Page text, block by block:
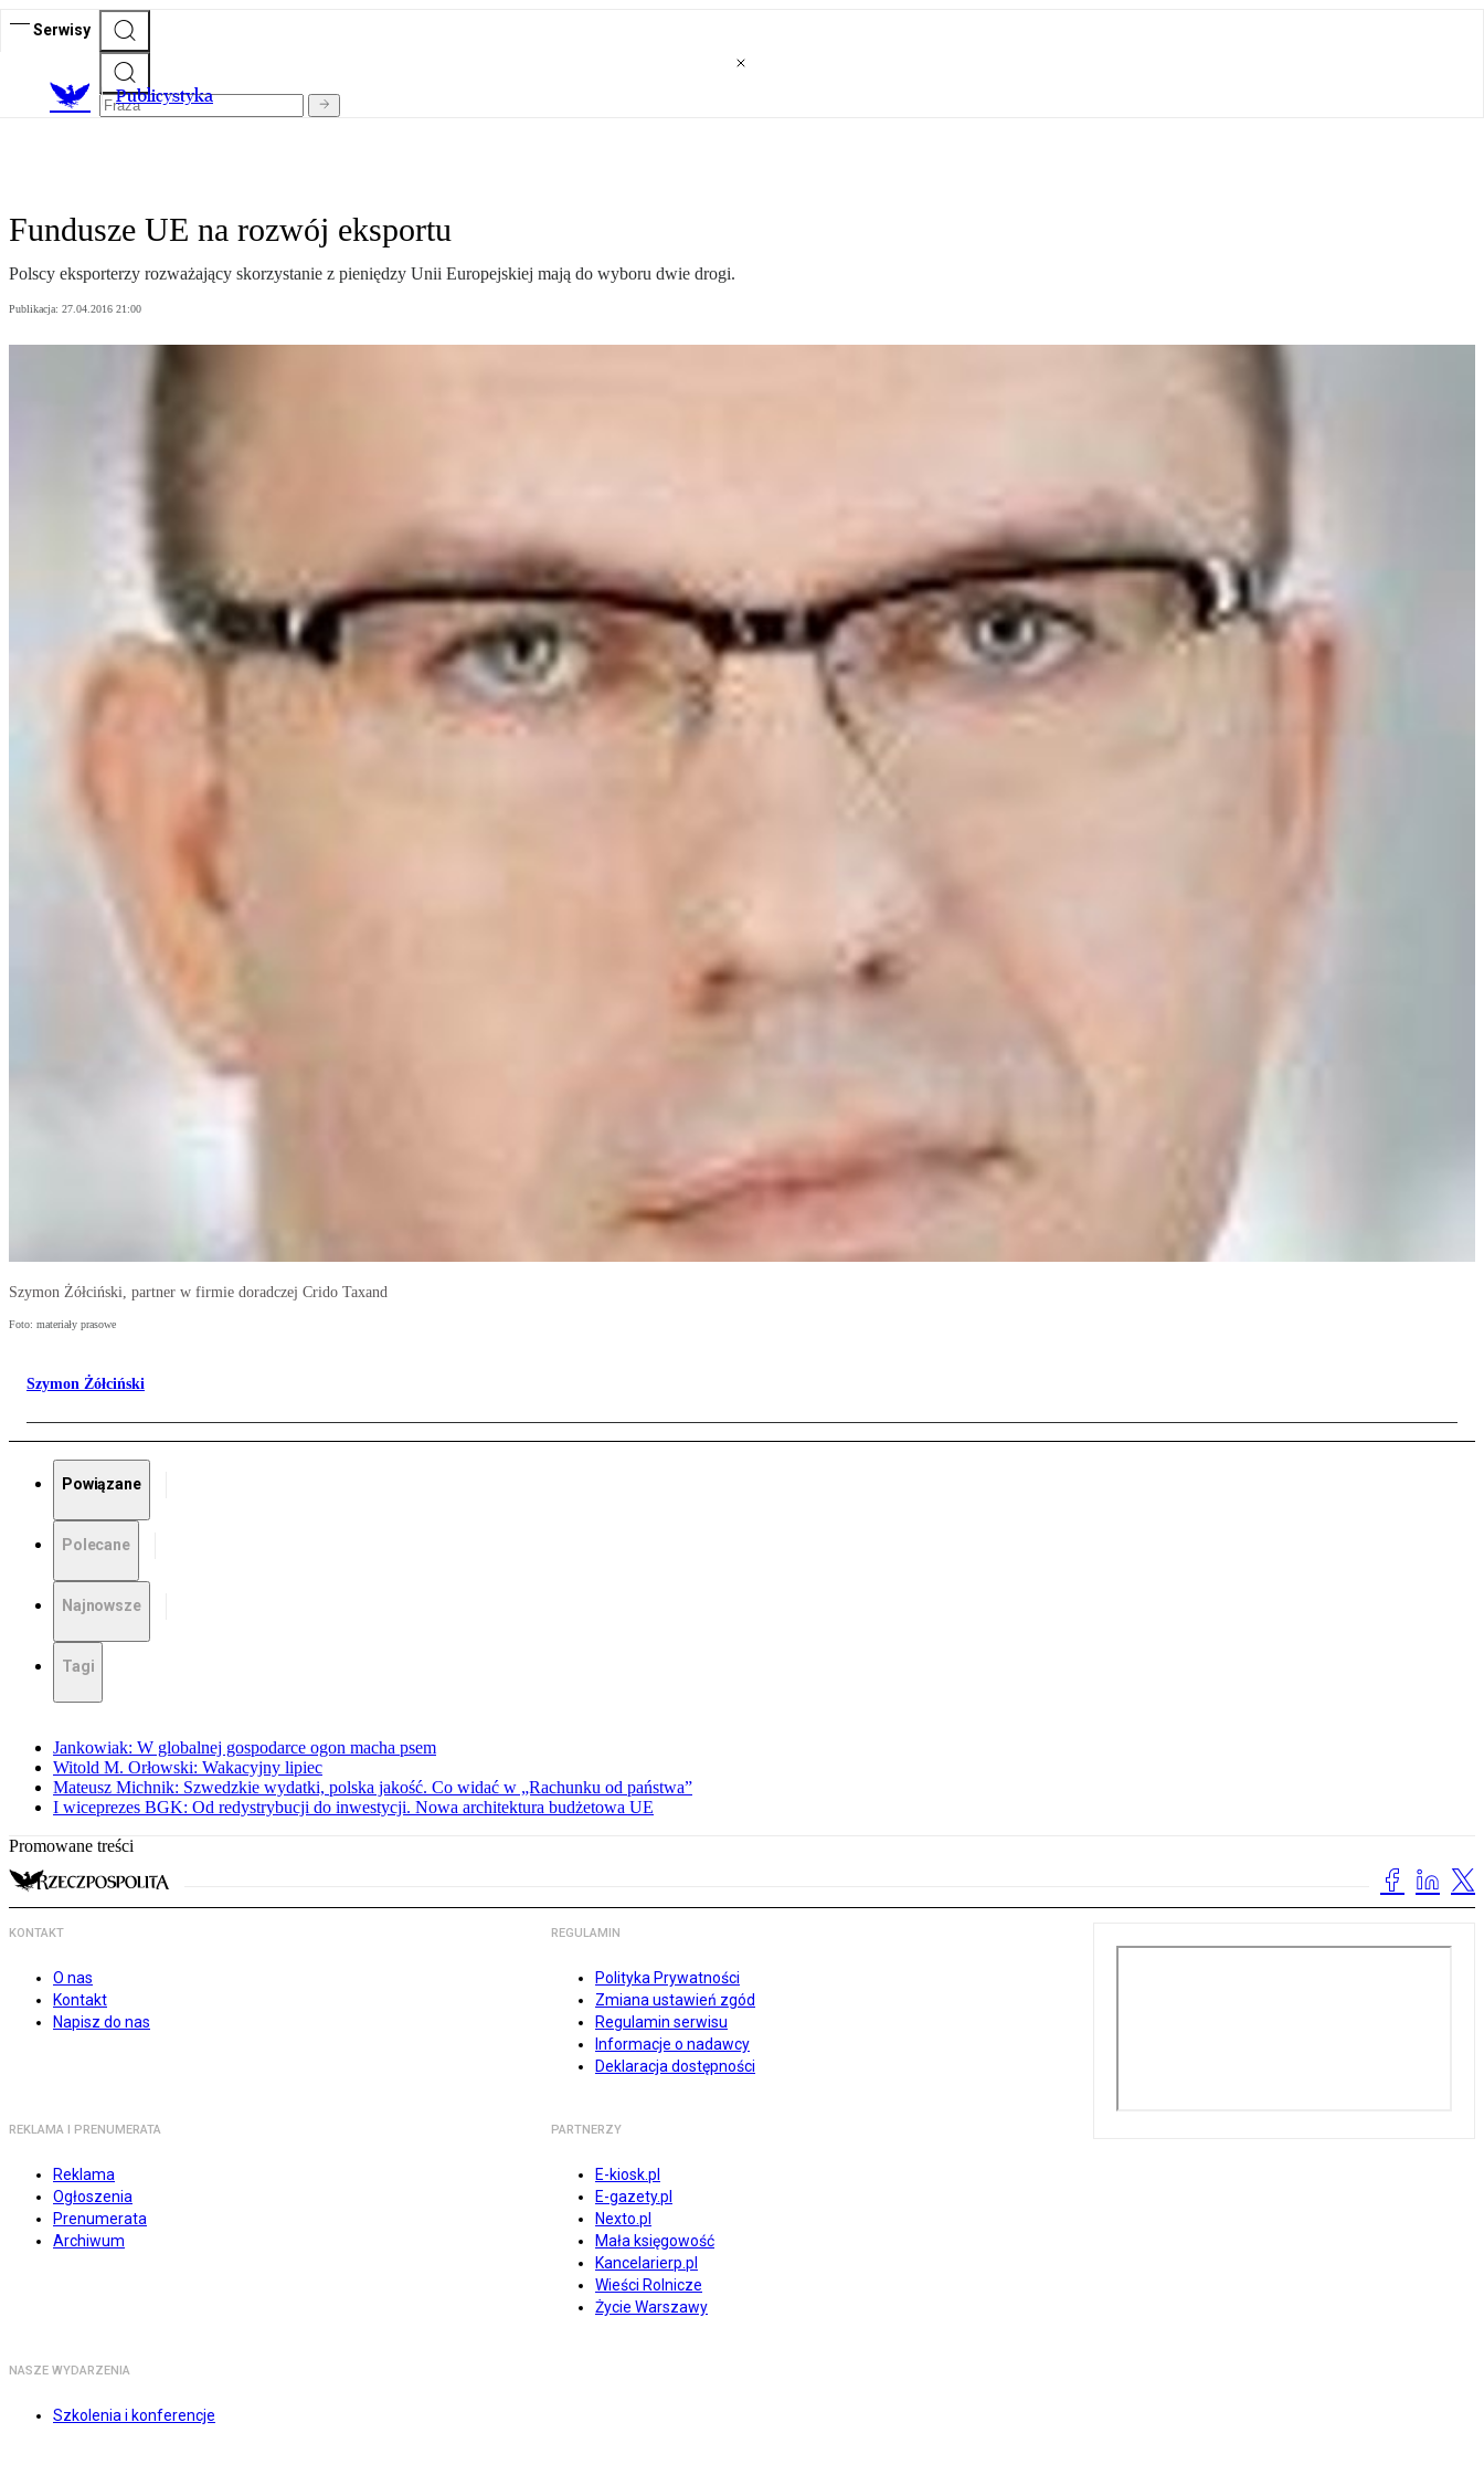
Serwisy
Publicystyka
Fundusze UE na rozwój eksportu
Polscy eksporterzy rozważający skorzystanie z pieniędzy Unii Europejskiej mają do wyboru dwie drogi.
Publikacja: 27.04.2016 21:00
Szymon Żółciński, partner w firmie doradczej Crido Taxand
Foto: materiały prasowe
Szymon Żółciński
Powiązane
Polecane
Najnowsze
Tagi
Jankowiak: W globalnej gospodarce ogon macha psem
Witold M. Orłowski: Wakacyjny lipiec
Mateusz Michnik: Szwedzkie wydatki, polska jakość. Co widać w „Rachunku od państwa”
I wiceprezes BGK: Od redystrybucji do inwestycji. Nowa architektura budżetowa UE
Promowane treści
KONTAKT
O nas
Kontakt
Napisz do nas
REGULAMIN
Polityka Prywatności
Zmiana ustawień zgód
Regulamin serwisu
Informacje o nadawcy
Deklaracja dostępności
REKLAMA I PRENUMERATA
Reklama
Ogłoszenia
Prenumerata
Archiwum
PARTNERZY
E-kiosk.pl
E-gazety.pl
Nexto.pl
Mała księgowość
Kancelarierp.pl
Wieści Rolnicze
Życie Warszawy
NASZE WYDARZENIA
Szkolenia i konferencje